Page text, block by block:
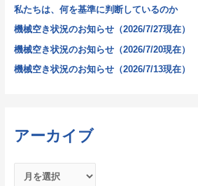
私たちは、何を基準に判断しているのか
機械空き状況のお知らせ（2026/7/27現在）
機械空き状況のお知らせ（2026/7/20現在）
機械空き状況のお知らせ（2026/7/13現在）
アーカイブ